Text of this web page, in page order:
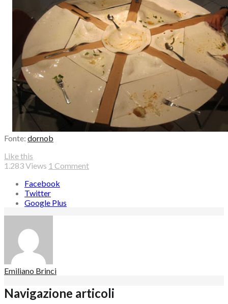
Fonte: dornob
Like this
1.283Views 1 Comment
Facebook
Twitter
Google Plus
Emiliano Brinci
Navigazione articoli